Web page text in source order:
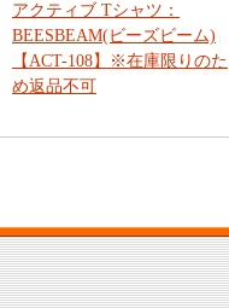
アクティブ Tシャツ：
BEESBEAM(ビーズビーム)
【ACT-108】※在庫限りのた
め返品不可